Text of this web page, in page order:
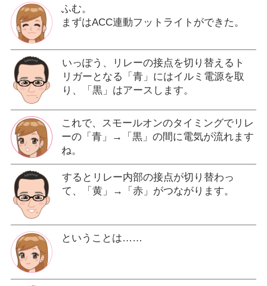
ふむ。
まずはACC連動フットライトができた。
いっぽう、リレーの接点を切り替えるト
リガーとなる「青」にはイルミ電源を取
り、「黒」はアースします。
これで、スモールオンのタイミングでリレ
ーの「青」→「黒」の間に電気が流れます
ね。
するとリレー内部の接点が切り替わっ
て、「黄」→「赤」がつながります。
ということは……